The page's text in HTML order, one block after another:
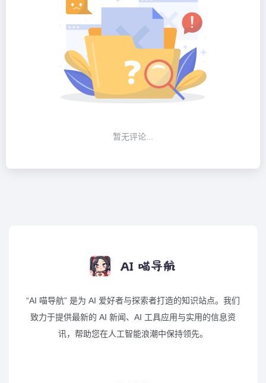
暂无评论...
“AI 喵导航” 是为 AI 爱好者与探索者打造的知识站点。我们
致力于提供最新的 AI 新闻、AI 工具应用与实用的信息资
讯，帮助您在人工智能浪潮中保持领先。